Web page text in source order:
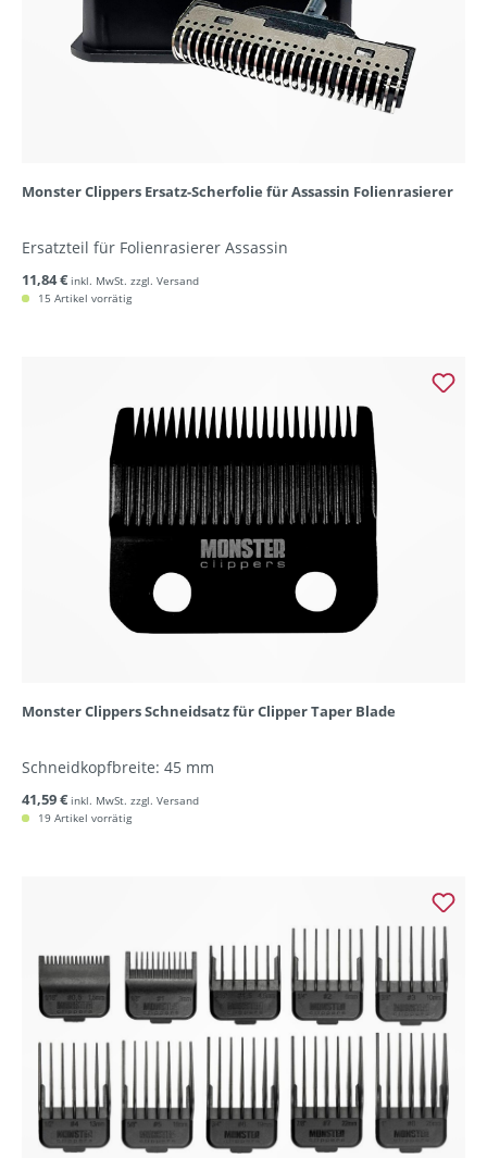
Monster Clippers Ersatz-Scherfolie für Assassin Folienrasierer
Ersatzteil für Folienrasierer Assassin
11,84 € inkl. MwSt. zzgl. Versand
15 Artikel vorrätig
Monster Clippers Schneidsatz für Clipper Taper Blade
Schneidkopfbreite: 45 mm
41,59 € inkl. MwSt. zzgl. Versand
19 Artikel vorrätig